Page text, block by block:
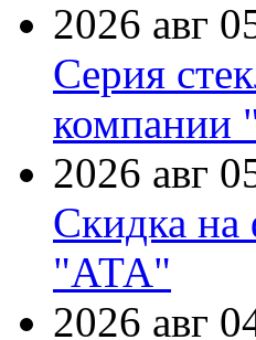
2026 авг
Серия
компании
2026 авг
Скидка на
"АТА"
2026 авг